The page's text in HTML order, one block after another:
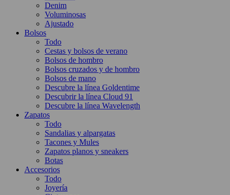
Denim
Voluminosas
Ajustado
Bolsos
Todo
Cestas y bolsos de verano
Bolsos de hombro
Bolsos cruzados y de hombro
Bolsos de mano
Descubre la línea Goldentime
Descubrir la línea Cloud 91
Descubre la línea Wavelength
Zapatos
Todo
Sandalias y alpargatas
Tacones y Mules
Zapatos planos y sneakers
Botas
Accesorios
Todo
Joyería